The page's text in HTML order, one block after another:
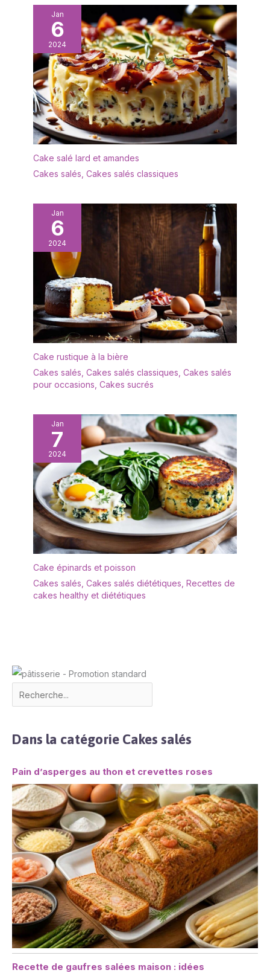
Jan
6
2024
Cake salé lard et amandes
Cakes salés Cakes salés classiques
Jan
6
2024
Cake rustique à la bière
Cakes salés Cakes salés classiques Cakes salés
pour occasions Cakes sucrés
Jan
7
2024
Cake épinards et poisson
Cakes salés Cakes salés diététiques Recettes de
cakes healthy et diététiques
Dans la catégorie Cakes salés
Pain d’asperges au thon et crevettes roses
Recette de gaufres salées maison : idées